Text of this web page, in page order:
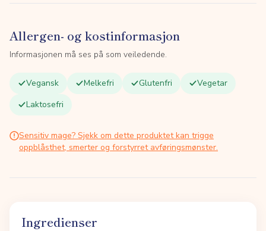
Allergen- og kostinformasjon
Informasjonen må ses på som veiledende.
Vegansk Melkefri Glutenfri
Vegetar
Laktosefri
Sensitiv mage? Sjekk om dette produktet kan trigge
oppblåsthet, smerter og forstyrret avføringsmønster.
Ingredienser